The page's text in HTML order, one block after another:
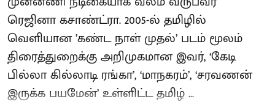
ரெஜினா கசாண்ட்ரா. 2005-ல் தமிழில்
வெளியான ’கண்ட நாள் முதல்’ படம் மூலம்
திரைத்துறைக்கு அறிமுகமான இவர், ‘கேடி
பில்லா கில்லாடி ரங்கா’, ‘மாநகரம்’, ‘சரவணன்
இருக்க பயமேன்’ உள்ளிட்ட தமிழ் ...